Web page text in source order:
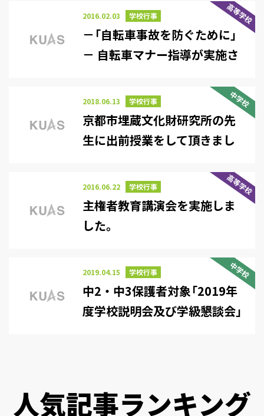
高等学校
2016.02.03 学校行事
－「自転車事故を防ぐために」
－ 自転車マナー指導が実施さ
中学校
2018.06.13 学校行事
京都市埋蔵文化財研究所の先
生に出前授業をして頂きまし
高等学校
2016.06.22 学校行事
主権者教育講演会を実施しま
した。
中学校
2019.04.15 学校行事
中2・中3保護者対象「2019年
度学校説明会及び学級懇談会」
人気記事ランキング